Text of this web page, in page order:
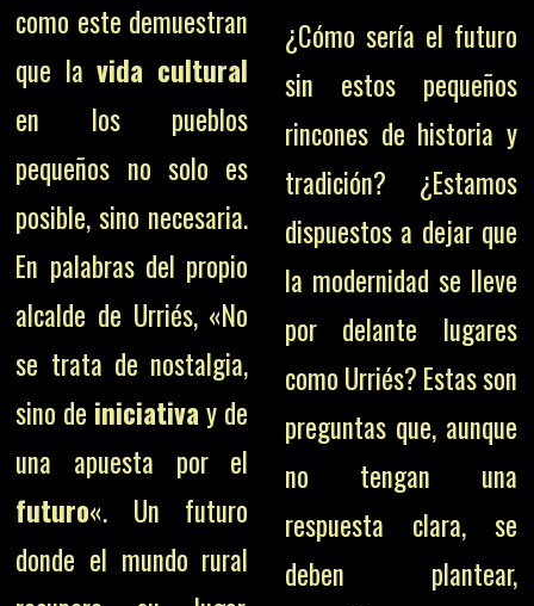
como este demuestran
que lavida cultural
en los pueblos
pequeños no solo es
posible, sino necesaria.
En palabras del propio
alcalde de Urriés, «No
se trata de nostalgia,
sino de iniciativay de
una apuesta por el
futuro«. Un futuro
donde el mundo rural
¿Cómo sería el futuro
sin estos pequeños
rincones de historia y
tradición? ¿Estamos
dispuestos a dejar que
la modernidad se lleve
por delante lugares
como Urriés? Estas son
preguntas que, aunque
no tengan una
respuesta clara, se
deben plantear,